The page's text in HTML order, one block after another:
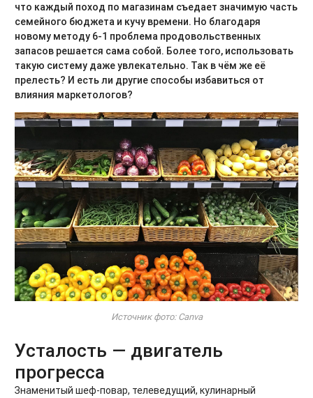
что каждый поход по магазинам съедает значимую часть
семейного бюджета и кучу времени. Но благодаря
новому методу 6-1 проблема продовольственных
запасов решается сама собой. Более того, использовать
такую систему даже увлекательно. Так в чём же её
прелесть? И есть ли другие способы избавиться от
влияния маркетологов?
Источник фото: Canva
Усталость — двигатель
прогресса
Знаменитый шеф-повар, телеведущий, кулинарный